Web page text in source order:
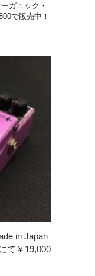
ガニック・
で販売中！
in Japan
て￥19,000